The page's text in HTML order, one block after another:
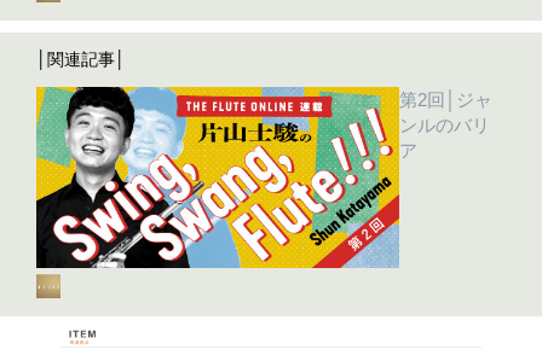
│関連記事│
第2回│ジャ
ンルのバリ
ア